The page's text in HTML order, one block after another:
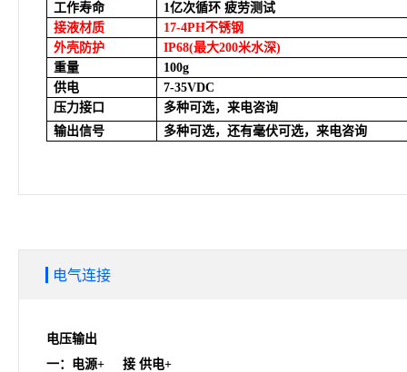
工作寿命
1亿次循环 疲劳测试
接液材质
17-4PH不锈钢
外壳防护
IP68(最大200米水深)
重量
100g
供电
7-35VDC
压力接口
多种可选，来电咨询
输出信号
多种可选，还有毫伏可选，来电咨询
电气连接
电压输出
一：电源+ 接 供电+